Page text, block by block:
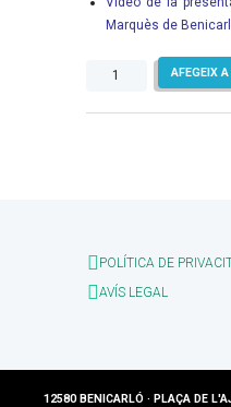
Marquès de
quantitat
Els
la
de
AFEGEIX
POLÍTICA DE
AVÍS LEGAL
12580 BENICARLÓ · PLAÇA DE